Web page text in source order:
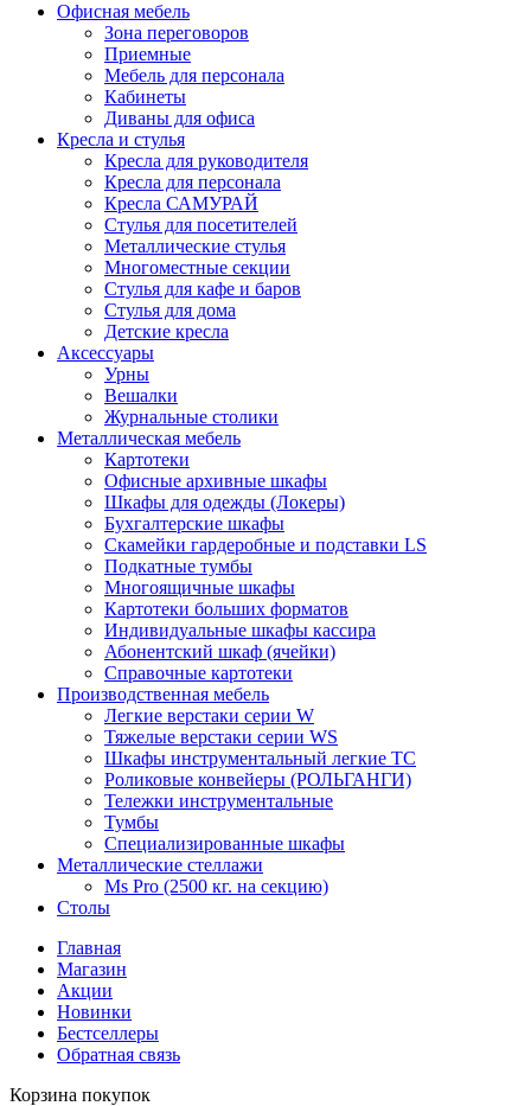
Офисная мебель
Зона переговоров
Приемные
Мебель для персонала
Кабинеты
Диваны для офиса
Кресла и стулья
Кресла для руководителя
Кресла для персонала
Кресла САМУРАЙ
Стулья для посетителей
Металлические стулья
Многоместные секции
Стулья для кафе и баров
Стулья для дома
Детские кресла
Аксессуары
Урны
Вешалки
Журнальные столики
Металлическая мебель
Картотеки
Офисные архивные шкафы
Шкафы для одежды (Локеры)
Бухгалтерские шкафы
Скамейки гардеробные и подставки LS
Подкатные тумбы
Многоящичные шкафы
Картотеки больших форматов
Индивидуальные шкафы кассира
Абонентский шкаф (ячейки)
Справочные картотеки
Производственная мебель
Легкие верстаки серии W
Тяжелые верстаки серии WS
Шкафы инструментальный легкие ТС
Роликовые конвейеры (РОЛЬГАНГИ)
Тележки инструментальные
Тумбы
Специализированные шкафы
Металлические стеллажи
Ms Pro (2500 кг. на секцию)
Столы
Главная
Магазин
Акции
Новинки
Бестселлеры
Обратная связь
Корзина покупок